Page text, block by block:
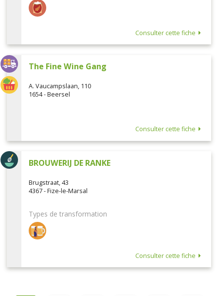
Consulter cette fiche
The Fine Wine Gang
A. Vaucampslaan, 110
1654 - Beersel
Consulter cette fiche
BROUWERIJ DE RANKE
Brugstraat, 43
4367 - Fize-le-Marsal
Types de transformation
Consulter cette fiche